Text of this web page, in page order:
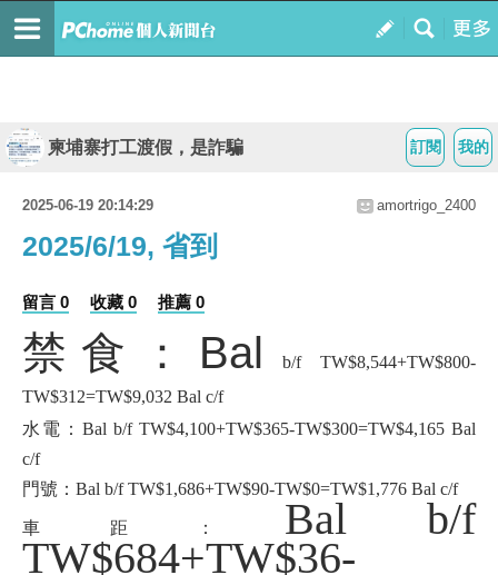
我的
訂閱
柬埔寨打工渡假，是詐騙
2025-06-19 20:14:29 amortrigo_2400
2025/6/19, 省到
留言 0 收藏 0 推薦 0
禁食：Bal
b/f TW$8,544+TW$800-
TW$312=TW$9,032 Bal c/f
水電：Bal b/f TW$4,100+TW$365-TW$300=TW$4,165 Bal
c/f
門號：Bal b/f TW$1,686+TW$90-TW$0=TW$1,776 Bal c/f
車距： Bal b/f
TW$684+TW$36-